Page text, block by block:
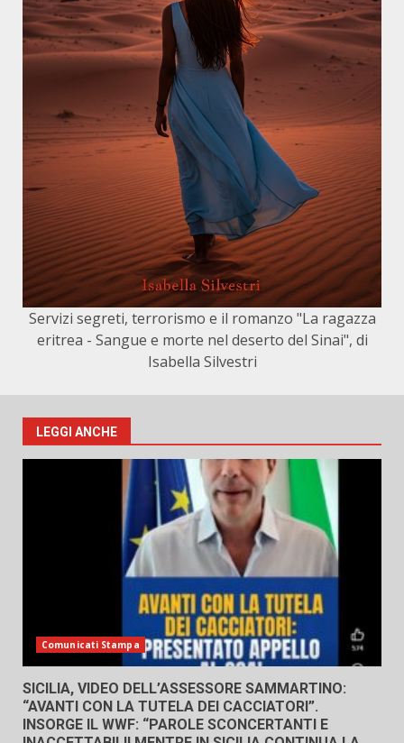
Servizi segreti, terrorismo e il romanzo "La ragazza
eritrea - Sangue e morte nel deserto del Sinai", di
Isabella Silvestri
LEGGI ANCHE
Comunicati Stampa
SICILIA, VIDEO DELL’ASSESSORE SAMMARTINO:
“AVANTI CON LA TUTELA DEI CACCIATORI”.
INSORGE IL WWF: “PAROLE SCONCERTANTI E